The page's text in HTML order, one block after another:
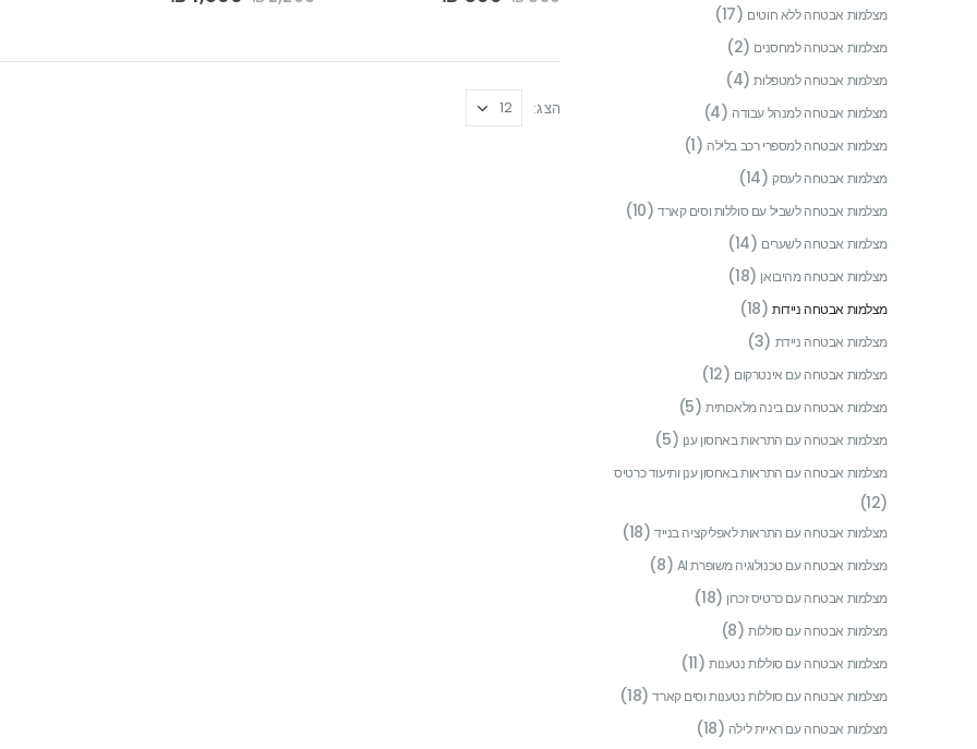
הצג:
מצלמות אבטחה ללא חוטים (17)
מצלמות אבטחה למחסנים (2)
מצלמות אבטחה למטפלות (4)
מצלמות אבטחה למנהל עבודה (4)
מצלמות אבטחה למספרי רכב בלילה (1)
מצלמות אבטחה לעסק (14)
מצלמות אבטחה לשביל עם סוללות וסים קארד (10)
מצלמות אבטחה לשערים (14)
מצלמות אבטחה מהיבואן (18)
מצלמות אבטחה ניידות (18)
מצלמות אבטחה ניידת (3)
מצלמות אבטחה עם אינטרקום (12)
מצלמות אבטחה עם בינה מלאכותית (5)
מצלמות אבטחה עם התראות באחסון ענן (5)
מצלמות אבטחה עם התראות באחסון ענן ותיעוד כרטיס
(12)
מצלמות אבטחה עם התראות לאפליקציה בנייד (18)
מצלמות אבטחה עם טכנולוגיה משופרת AI (8)
מצלמות אבטחה עם כרטיס זכרון (18)
מצלמות אבטחה עם סוללות (8)
מצלמות אבטחה עם סוללות נטענות (11)
מצלמות אבטחה עם סוללות נטענות וסים קארד (18)
מצלמות אבטחה עם ראיית לילה (18)